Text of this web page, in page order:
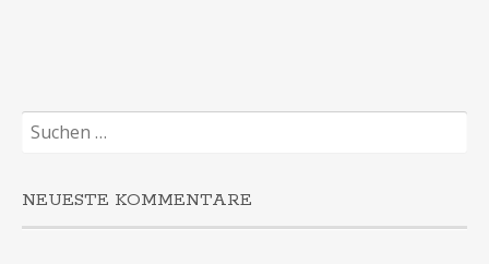
Suchen
nach:
NEUESTE KOMMENTARE